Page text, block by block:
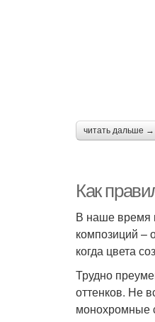
читать дальше →
Как
В наше время
композиций –
когда цвета
Трудно
оттенков. Не
монохромные